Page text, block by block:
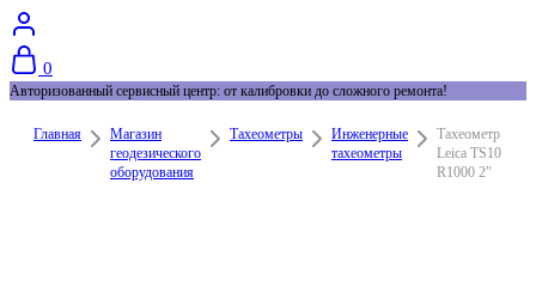
0
Авторизованный сервисный центр: от калибровки до сложного ремонта!
Главная
Магазин
геодезического
оборудования
Тахеометры
Инженерные
тахеометры
Тахеометр
Leica TS10
R1000 2″